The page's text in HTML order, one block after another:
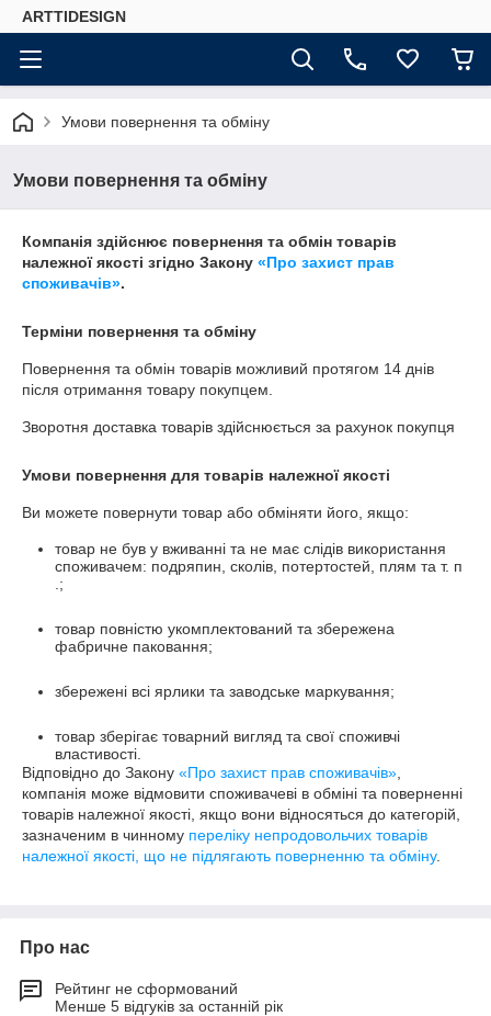
ARTTIDESIGN
Умови повернення та обміну
Умови повернення та обміну
Компанія здійснює повернення та обмін товарів
належної якості згідно Закону «Про захист прав
споживачів».
Терміни повернення та обміну
Повернення та обмін товарів можливий протягом 14 днів
після отримання товару покупцем.
Зворотня доставка товарів здійснюється за рахунок покупця
Умови повернення для товарів належної якості
Ви можете повернути товар або обміняти його, якщо:
товар не був у вживанні та не має слідів використання
споживачем: подряпин, сколів, потертостей, плям та т. п
.;
товар повністю укомплектований та збережена
фабричне паковання;
збережені всі ярлики та заводське маркування;
товар зберігає товарний вигляд та свої споживчі
властивості.
Відповідно до Закону «Про захист прав споживачів»
компанія може відмовити споживачеві в обміні та поверненні
товарів належної якості, якщо вони відносяться до категорій,
зазначеним в чинному переліку непродовольчих товарів
належної якості, що не підлягають поверненню та обміну.
Про нас
Рейтинг не сформований
Менше 5 відгуків за останній рік